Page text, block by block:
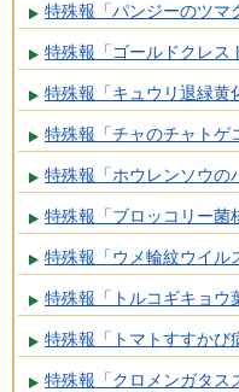
特殊報「パンジーのツマ
特殊報「ゴールドクレス
特殊報「キュウリ退緑黄
特殊報「チャのチャトゲ
特殊報「ホウレンソウの
特殊報「ブロッコリー菌
特殊報「ウメ輪紋ウイル
特殊報「トルコギキョウ
特殊報「トマトすすかび
特殊報「クロメンガタス